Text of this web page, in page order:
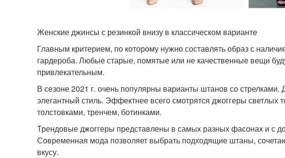
Женские джинсы с резинкой внизу в классическом варианте
Главным критерием, по которому нужно составлять образ с
гардероба. Любые старые, помятые или не качественные вещи
привлекательным.
В сезоне 2021 г. очень популярны варианты штанов со
элегантный стиль. Эффектнее всего смотрятся джоггеры светлых
толстовками, тренчем, ботинками.
Трендовые джоггеры представлены в самых разных фасонах и с
Современная мода позволяет выбрать подходящие штаны,
вкусу.